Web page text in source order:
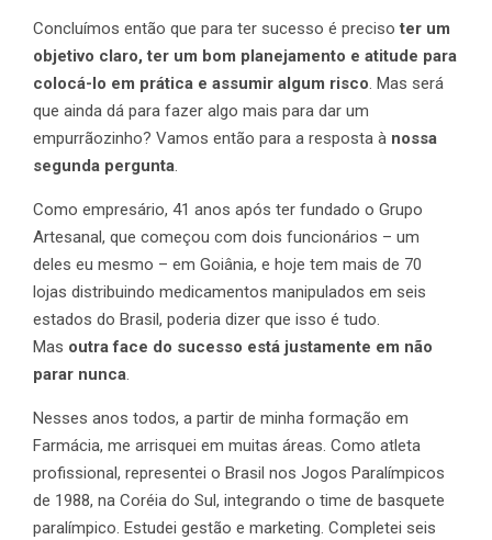
Concluímos então que para ter sucesso é precisoter um
objetivo claro, ter um bom planejamento e atitude para
colocá-lo em prática e assumir algum risco. Mas será
que ainda dá para fazer algo mais para dar um
empurrãozinho? Vamos então para a resposta à nossa
segunda pergunta.
Como empresário, 41 anos após ter fundado o Grupo
Artesanal, que começou com dois funcionários – um
deles eu mesmo – em Goiânia, e hoje tem mais de 70
lojas distribuindo medicamentos manipulados em seis
estados do Brasil, poderia dizer que isso é tudo.
Mas outra face do sucesso está justamente em não
parar nunca.
Nesses anos todos, a partir de minha formação em
Farmácia, me arrisquei em muitas áreas. Como atleta
profissional, representei o Brasil nos Jogos Paralímpicos
de 1988, na Coréia do Sul, integrando o time de basquete
paralímpico. Estudei gestão e marketing. Completei seis